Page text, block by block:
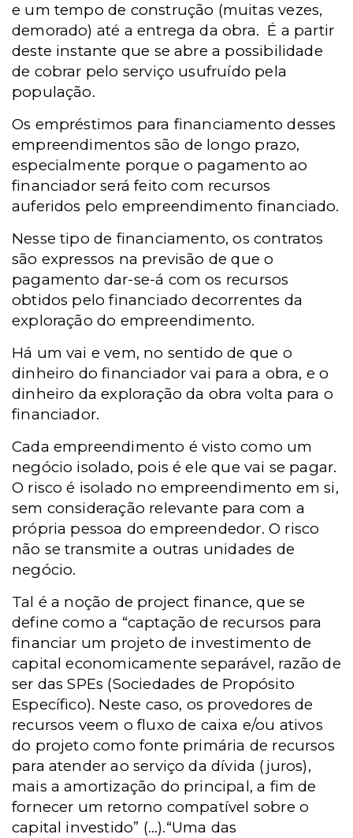
e um tempo de construção (muitas vezes,
demorado) até a entrega da obra. É a partir
deste instante que se abre a possibilidade
de cobrar pelo serviço usufruído pela
população.
Os empréstimos para financiamento desses
empreendimentos são de longo prazo,
especialmente porque o pagamento ao
financiador será feito com recursos
auferidos pelo empreendimento financiado.
Nesse tipo de financiamento, os contratos
são expressos na previsão de que o
pagamento dar-se-á com os recursos
obtidos pelo financiado decorrentes da
exploração do empreendimento.
Há um vai e vem, no sentido de que o
dinheiro do financiador vai para a obra, e o
dinheiro da exploração da obra volta para o
financiador.
Cada empreendimento é visto como um
negócio isolado, pois é ele que vai se pagar.
O risco é isolado no empreendimento em si,
sem consideração relevante para com a
própria pessoa do empreendedor. O risco
não se transmite a outras unidades de
negócio.
Tal é a noção de project finance, que se
define como a “captação de recursos para
financiar um projeto de investimento de
capital economicamente separável, razão de
ser das SPEs (Sociedades de Propósito
Específico). Neste caso, os provedores de
recursos veem o fluxo de caixa e/ou ativos
do projeto como fonte primária de recursos
para atender ao serviço da dívida (juros),
mais a amortização do principal, a fim de
fornecer um retorno compatível sobre o
capital investido” (...).“Uma das